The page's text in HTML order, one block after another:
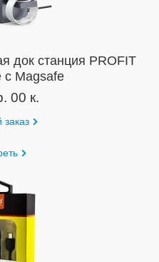
док станция PROFIT
с Magsafe
00 к.